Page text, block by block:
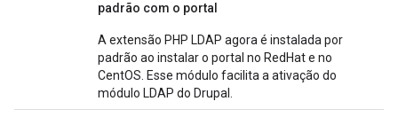
padrão com o portal
A extensão PHP LDAP agora é instalada por
padrão ao instalar o portal no RedHat e no
CentOS. Esse módulo facilita a ativação do
módulo LDAP do Drupal.